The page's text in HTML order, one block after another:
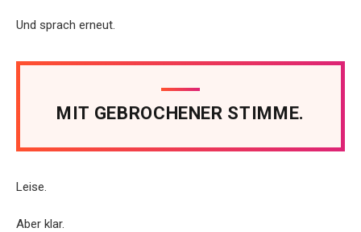
Und sprach erneut.
MIT GEBROCHENER STIMME.
Leise.
Aber klar.